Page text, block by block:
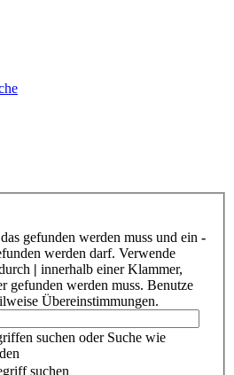
gefunden werden muss und ein -
werden darf. Verwende
| innerhalb einer Klammer,
gefunden werden muss. Benutze
Übereinstimmungen.
suchen oder Suche wie
suchen